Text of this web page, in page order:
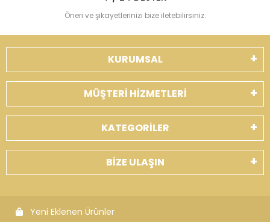
Öneri ve şikayetlerinizi bize iletebilirsiniz.
KURUMSAL
MÜŞTERİ HİZMETLERİ
KATEGORİLER
BİZE ULAŞIN
Yeni Eklenen Ürünler